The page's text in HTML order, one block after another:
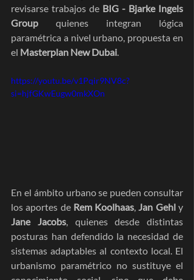
revisarse trabajos de BIG - Bjarke Ingels
Group quienes integran lógica
paramétrica a nivel urbano, propuesta en
el Masterplan New Dubai
https://youtu.be/v1Pqir9NV8c?
si=hjfGKwEugw0mkXOn
En el ámbito urbano se pueden consultar
los aportes de Rem Koolhaas, Jan Gehl
Jane Jacobs, quienes desde distintas
posturas han defendido la necesidad de
sistemas adaptables al contexto local. El
urbanismo paramétrico no sustituye el